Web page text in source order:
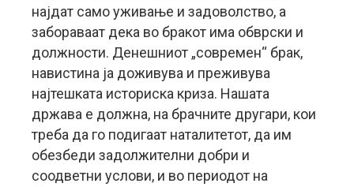
најдат само уживање и задоволство, а
забораваат дека во бракот има обврски и
должности. Денешниот „современ“ брак,
навистина ја доживува и преживува
најтешката историска криза. Нашата
држава е должна, на брачните другари, кои
треба да го подигаат наталитетот, да им
обезбеди задолжителни добри и
соодветни услови, и во периодот на